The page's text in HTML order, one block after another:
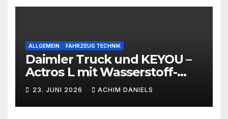
ALLGEMEIN FAHRZEUG TECHNIK
Daimler Truck und KEYOU –
Actros L mit Wasserstoff-
Verbrennermotor
23. JUNI 2026 ACHIM DANIELS